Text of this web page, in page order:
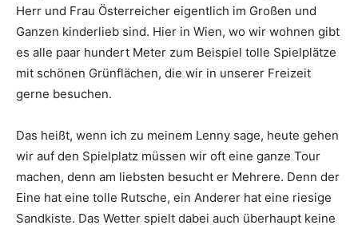
Herr und Frau Österreicher eigentlich im Großen und
Ganzen kinderlieb sind. Hier in Wien, wo wir wohnen gibt
es alle paar hundert Meter zum Beispiel tolle Spielplätze
mit schönen Grünflächen, die wir in unserer Freizeit
gerne besuchen.
Das heißt, wenn ich zu meinem Lenny sage, heute gehen
wir auf den Spielplatz müssen wir oft eine ganze Tour
machen, denn am liebsten besucht er Mehrere. Denn der
Eine hat eine tolle Rutsche, ein Anderer hat eine riesige
Sandkiste. Das Wetter spielt dabei auch überhaupt keine